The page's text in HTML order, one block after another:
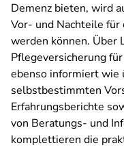
Demenz bieten, wird
Vor- und Nachteile
werden können. Über
Pflegeversicherung
ebenso informiert wie
selbstbestimmten
Erfahrungsberichte
von Beratungs- und
komplettieren die